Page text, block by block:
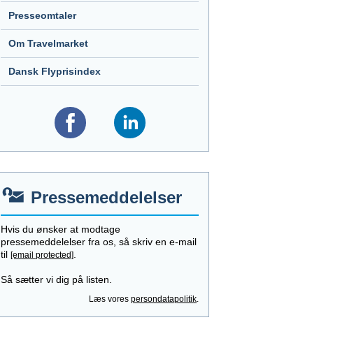
Presseomtaler
Om Travelmarket
Dansk Flyprisindex
Pressemeddelelser
Hvis du ønsker at modtage
pressemeddelelser fra os, så skriv en e-mail
til[email protected]
Så sætter vi dig på listen.
Læs vores persondatapolitik.